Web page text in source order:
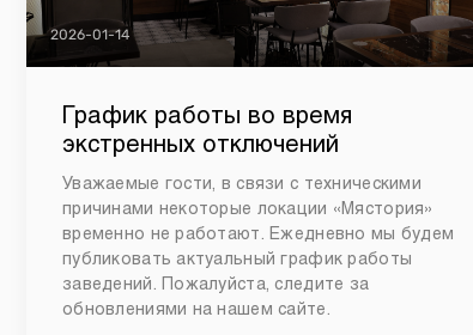
2026-01-14
График работы во время
экстренных отключений
Уважаемые гости, в связи с техническими
причинами некоторые локации «Мястория»
временно не работают. Ежедневно мы будем
публиковать актуальный график работы
заведений. Пожалуйста, следите за
обновлениями на нашем сайте.